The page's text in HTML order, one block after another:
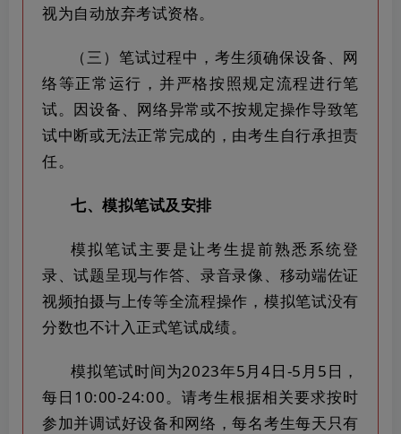
视为自动放弃考试资格。
（三）笔试过程中，考生须确保设备、网
络等正常运行，并严格按照规定流程进行笔
试。因设备、网络异常或不按规定操作导致笔
试中断或无法正常完成的，由考生自行承担责
任。
七、模拟笔试及安排
模拟笔试主要是让考生提前熟悉系统登
录、试题呈现与作答、录音录像、移动端佐证
视频拍摄与上传等全流程操作，模拟笔试没有
分数也不计入正式笔试成绩。
模拟笔试时间为2023年5月4日-5月5日，
每日10:00-24:00。请考生根据相关要求按时
参加并调试好设备和网络，每名考生每天只有